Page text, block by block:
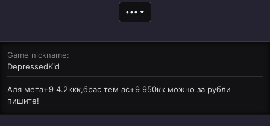
•••
Game nickname
DepressedKid
Аля мета+9 4.2ккк,брас тем ас+9 950кк можно за рубли
пишите!